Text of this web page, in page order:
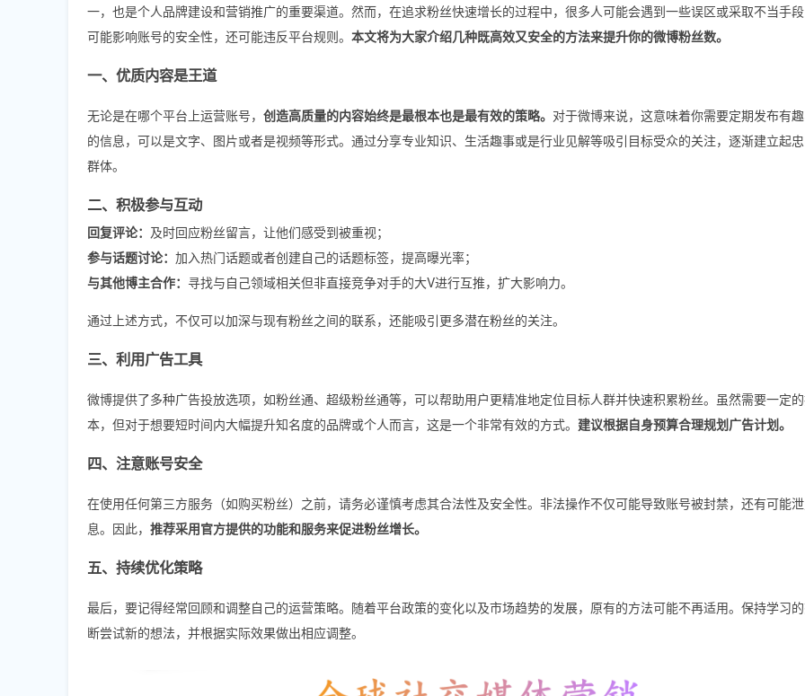
一，也是个人品牌建设和营销推广的重要渠道。然而，在追求粉丝快速增长的过程中，很多人可能会遇到一些误区或采取不当手
可能影响账号的安全性，还可能违反平台规则。 本文将为大家介绍几种既高效又安全的方法来提升你的微博粉丝数。
一、优质内容是王道
无论是在哪个平台上运营账号， 创造高质量的内容始终是最根本也是最有效的策略。 对于微博来说，这意味着你需要定期发布有
的信息，可以是文字、图片或者是视频等形式。通过分享专业知识、生活趣事或是行业见解等吸引目标受众的关注，逐渐建立起
群体。
二、积极参与互动
回复评论： 及时回应粉丝留言，让他们感受到被重视；
参与话题讨论： 加入热门话题或者创建自己的话题标签，提高曝光率；
与其他博主合作： 寻找与自己领域相关但非直接竞争对手的大V进行互推，扩大影响力。
通过上述方式，不仅可以加深与现有粉丝之间的联系，还能吸引更多潜在粉丝的关注。
三、利用广告工具
微博提供了多种广告投放选项，如粉丝通、超级粉丝通等，可以帮助用户更精准地定位目标人群并快速积累粉丝。虽然需要一定
本，但对于想要短时间内大幅提升知名度的品牌或个人而言，这是一个非常有效的方式。 建议根据自身预算合理规划广告计划。
四、注意账号安全
在使用任何第三方服务（如购买粉丝）之前，请务必谨慎考虑其合法性及安全性。非法操作不仅可能导致账号被封禁，还有可能
息。因此， 推荐采用官方提供的功能和服务来促进粉丝增长。
五、持续优化策略
最后，要记得经常回顾和调整自己的运营策略。随着平台政策的变化以及市场趋势的发展，原有的方法可能不再适用。保持学习
断尝试新的想法，并根据实际效果做出相应调整。